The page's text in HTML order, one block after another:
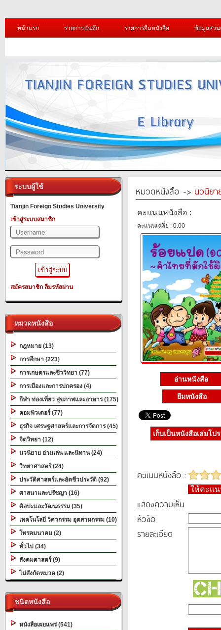
หน้าแรก รายการบันทึก รายการยืมหนังสือ ข้อมูลส่ว
ระบบผู้ใช้
Tianjin Foreign Studies University
เข้าสู่ระบบสมาชิก
สมัครสมาชิก ลืมรหัสผ่าน
หมวดหนังสือ
กฎหมาย (13)
การศึกษา (223)
การเกษตรและชีววิทยา (77)
การเมืองและการปกครอง (4)
กีฬา ท่องเที่ยว สุขภาพและอาหาร (175)
คอมพิวเตอร์ (77)
ธุรกิจ เศรษฐศาสตร์และการจัดการ (45)
จิตวิทยา (12)
นวนิยาย อ่านเล่น และนิทาน (24)
วิทยาศาสตร์ (24)
ประวัติศาสตร์และอัตชีวประวัติ (92)
ศาสนาและปรัชญา (16)
ศิลปะและวัฒนธรรม (35)
เทคโนโลยี วิศวกรรม อุตสาหกรรม (10)
โทรคมนาคม (2)
ทั่วไป (34)
สังคมศาสตร์ (9)
ไม่สังกัดหมวด (2)
ชนิดหนังสือ
หนังสือเผยแพร่ (541)
หมวดหนังสือ -> นวนิยา
คะแนนหนังสือ :
คะแนนเฉลี่ย : 0.00
อ่านหนังสือ
ยืมหนังสือ
เก็บเป็นหนังสือเล่มโป
คะแนนหนังสือ :
ให้คะแ
แสดงความเห็น
หัวข้อ
รายละเอียด